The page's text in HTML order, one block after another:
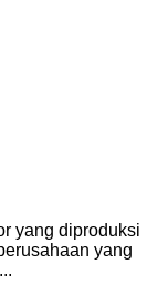
yang diproduksi
yang